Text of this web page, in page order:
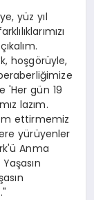
yüz yıl
hoşgörüyle,
'Her gün 19
lazım.
ettirmemiz
yürüyenler
Anma